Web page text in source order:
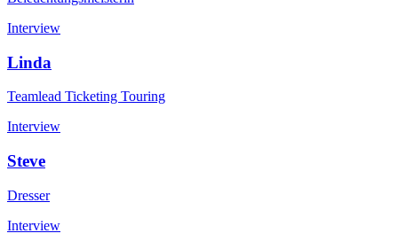
Interview
Linda
Teamlead Ticketing Touring
Interview
Steve
Dresser
Interview